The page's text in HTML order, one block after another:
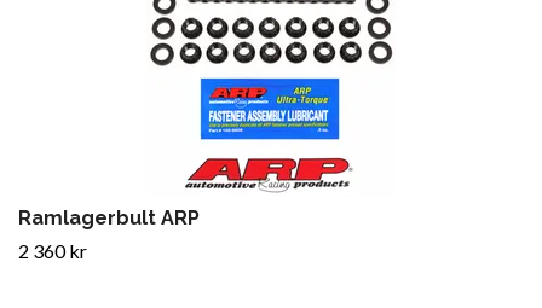
Ramlagerbult ARP
2 360 kr